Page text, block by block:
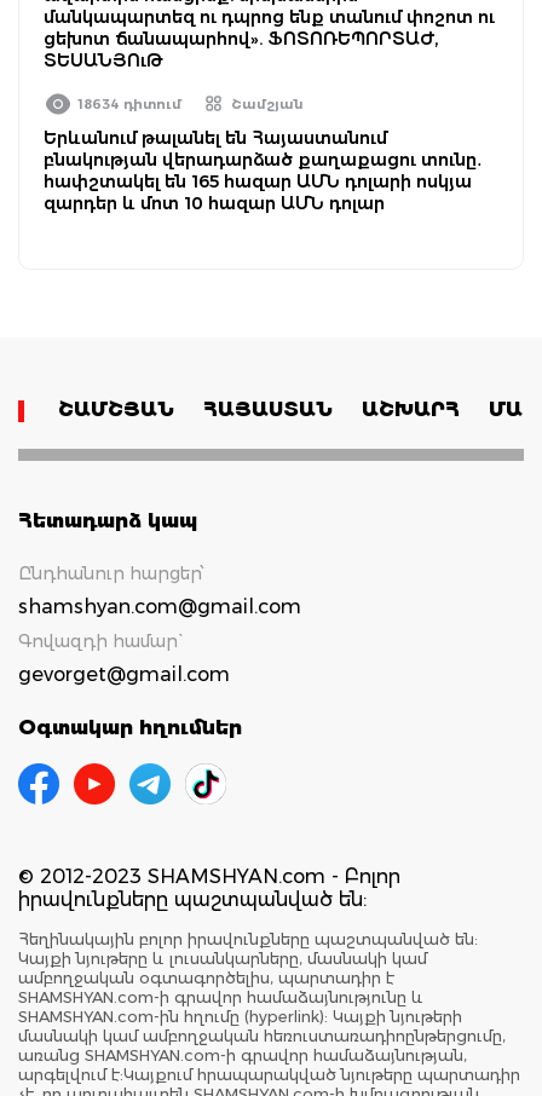
մանկապարտեզ ու դպրոց ենք տանում փոշոտ ու
ցեխոտ ճանապարհով». ՖՈՏՈՌԵՊՈՐՏԱԺ,
ՏԵՍԱՆՅՈւԹ
18634 դիտում Շամշյան
Երևանում թալանել են Հայաստանում
բնակության վերադարձած քաղաքացու տունը․
հափշտակել են 165 հազար ԱՄՆ դոլարի ոսկյա
զարդեր և մոտ 10 հազար ԱՄՆ դոլար
ՇԱՄՇՅԱՆ ՀԱՅԱՍՏԱՆ ԱՇԽԱՐՀ
Հետադարձ կապ
Ընդհանուր հարցեր՝
shamshyan.com@gmail.com
Գովազդի համար`
gevorget@gmail.com
Օգտակար հղումներ
© 2012-2023 SHAMSHYAN.com - Բոլոր
իրավունքները պաշտպանված են:
Հեղինակային բոլոր իրավունքները պաշտպանված են:
Կայքի նյութերը և լուսանկարները, մասնակի կամ
ամբողջական օգտագործելիս, պարտադիր է
SHAMSHYAN.com-ի գրավոր համաձայնությունը և
SHAMSHYAN.com-ին հղումը (hyperlink): Կայքի նյութերի
մասնակի կամ ամբողջական հեռուստառադիոընթերցումը,
առանց SHAMSHYAN.com-ի գրավոր համաձայնության,
արգելվում է:Կայքում հրապարակված նյութերը պարտադիր